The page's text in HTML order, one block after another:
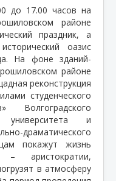
до 17.00 часов на
районе
праздник, а
оазис
На фоне зданий-
районе
реконструкция
студенческого
Волгоградского
университета и
драматического
покажут жизнь
аристократии,
в атмосферу